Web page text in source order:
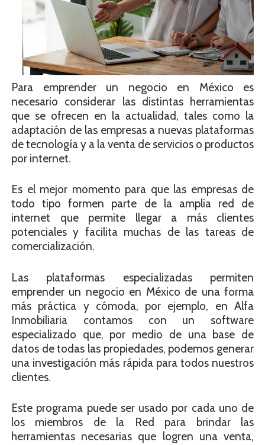
Para emprender un negocio en México es
necesario considerar las distintas herramientas
que se ofrecen en la actualidad, tales como la
adaptación de las empresas a nuevas plataformas
de tecnología y a la venta de servicios o productos
por internet.
Es el mejor momento para que las empresas de
todo tipo formen parte de la amplia red de
internet que permite llegar a más clientes
potenciales y facilita muchas de las tareas de
comercialización.
Las plataformas especializadas permiten
emprender un negocio en México de una forma
más práctica y cómoda, por ejemplo, en Alfa
Inmobiliaria contamos con un software
especializado que, por medio de una base de
datos de todas las propiedades, podemos generar
una investigación más rápida para todos nuestros
clientes.
Este programa puede ser usado por cada uno de
los miembros de la Red para brindar las
herramientas necesarias que logren una venta,